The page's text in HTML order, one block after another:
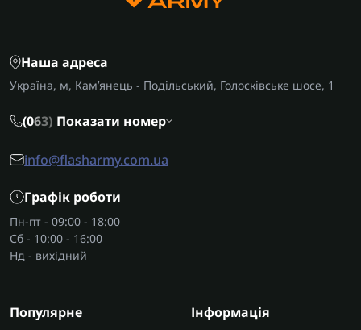
Наша адреса
Україна, м, Кам’янець - Подільський, Голосківське шосе, 1
(063) Показати номер
info@flasharmy.com.ua
Графік роботи
Пн-пт - 09:00 - 18:00
Сб - 10:00 - 16:00
Нд - вихідний
Популярне Інформація